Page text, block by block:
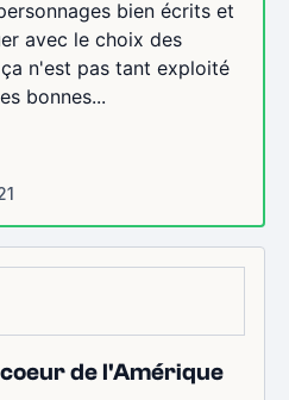
bien écrits et
avec le choix des
n'est pas tant exploité
bonnes...
de l'Amérique